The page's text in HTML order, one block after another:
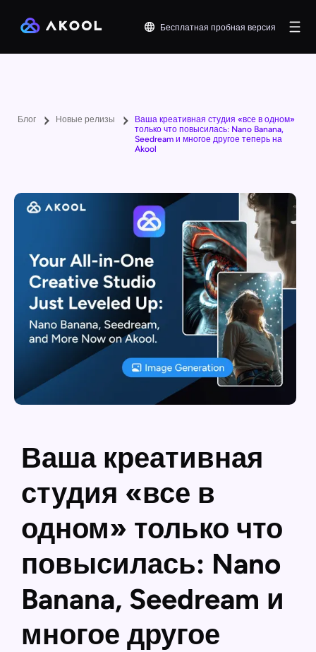
Бесплатная пробная версия
Блог Новые релизы
Ваша креативная студия «все в одном»
только что повысилась: Nano Banana,
Seedream и многое другое теперь на
Akool
Ваша креативная
студия «все в
одном» только что
повысилась: Nano
Banana, Seedream и
многое другое